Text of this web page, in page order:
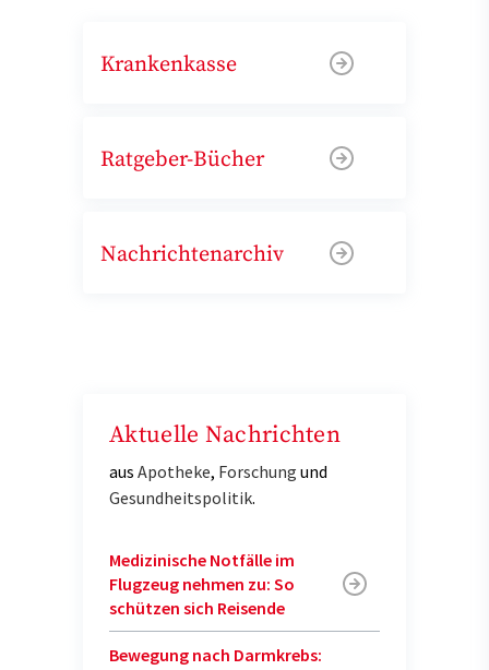
Krankenkasse
Ratgeber-Bücher
Nachrichtenarchiv
Aktuelle Nachrichten
aus Apotheke, Forschung und
Gesundheitspolitik.
Medizinische Notfälle im
Flugzeug nehmen zu: So
schützen sich Reisende
Bewegung nach Darmkrebs: